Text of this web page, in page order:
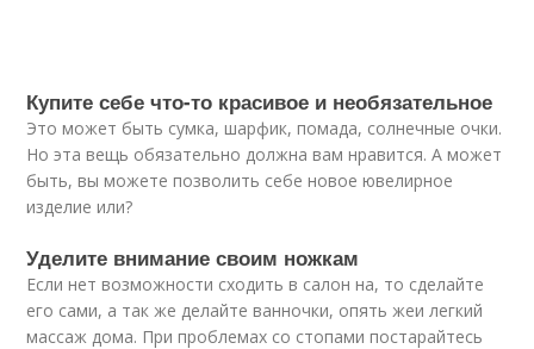
Купите себе что-то красивое и необязательное
Это может быть сумка, шарфик, помада, солнечные очки.
Но эта вещь обязательно должна вам нравится. А может
быть, вы можете позволить себе новое ювелирное
изделие или?
Уделите внимание своим ножкам
Если нет возможности сходить в салон на, то сделайте
его сами, а так же делайте ванночки, опять жеи легкий
массаж дома. При проблемах со стопами постарайтесь